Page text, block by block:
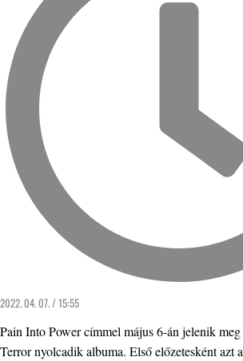
2022. 04. 07. / 15:55
Pain Into Power címmel május 6-án jelenik
Terror nyolcadik albuma. Első előzetesként azt